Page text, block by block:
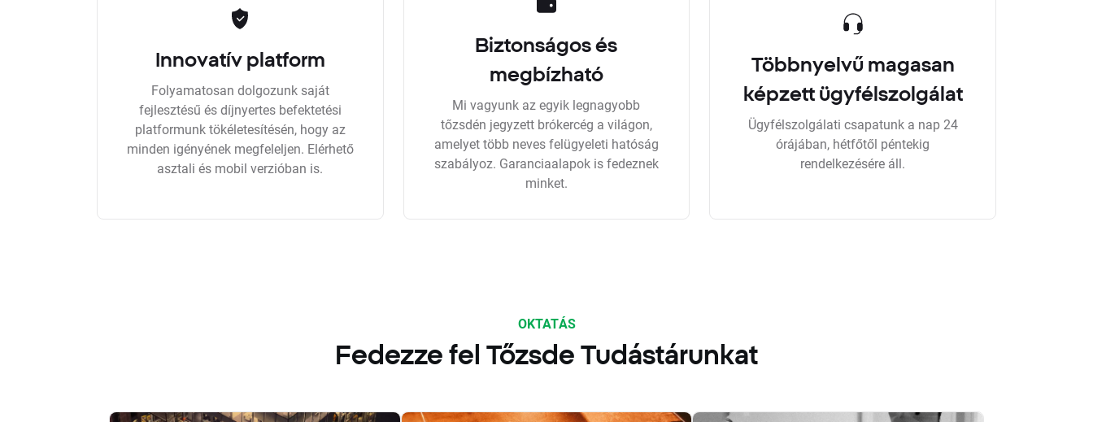
Innovatív platform
Folyamatosan dolgozunk saját
fejlesztésű és díjnyertes befektetési
platformunk tökéletesítésén, hogy az
minden igényének megfeleljen. Elérhető
asztali és mobil verzióban is.
Biztonságos és
megbízható
Mi vagyunk az egyik legnagyobb
tőzsdén jegyzett brókercég a világon,
amelyet több neves felügyeleti hatóság
szabályoz. Garanciaalapok is fedeznek
minket.
Többnyelvű magasan
képzett ügyfélszolgálat
Ügyfélszolgálati csapatunk a nap 24
órájában, hétfőtől péntekig
rendelkezésére áll.
OKTATÁS
Fedezze fel Tőzsde Tudástárunkat